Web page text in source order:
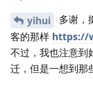
yihui
多谢，
客的那样 https://
不过，我也注意到
迁，但是一想到那